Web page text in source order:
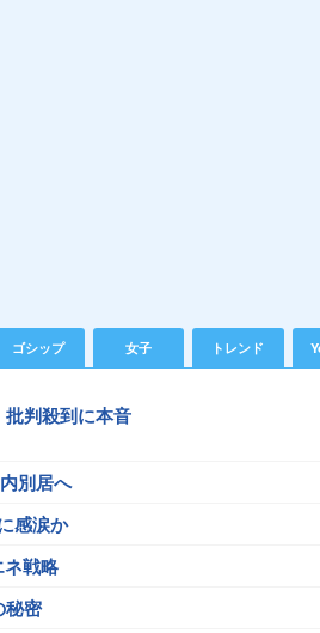
ゴシップ 女子 トレンド
批判殺到に本音
別居へ
感涙か
戦略
秘密